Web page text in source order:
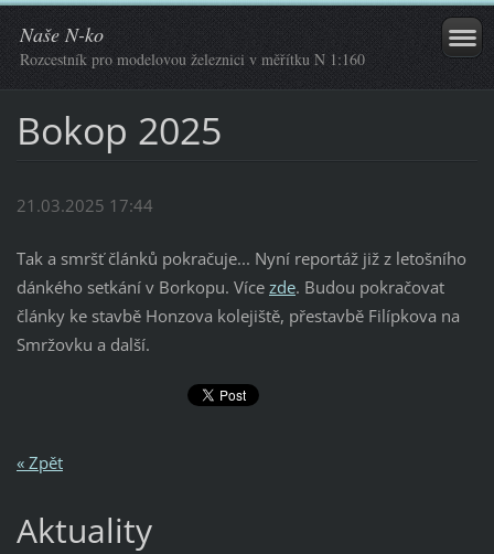
Naše N-ko
Rozcestník pro modelovou železnici v měřítku N 1:160
Bokop 2025
21.03.2025 17:44
Tak a smršť článků pokračuje... Nyní reportáž již z letošního
dánkého setkání v Borkopu. Více zde. Budou pokračovat
články ke stavbě Honzova kolejiště, přestavbě Filípkova na
Smržovku a další.
« Zpět
Aktuality